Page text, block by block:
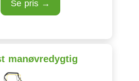
Se pris →
manøvredygtig